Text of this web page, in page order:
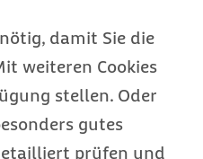
damit Sie die
weiteren Cookies
stellen. Oder
gutes
prüfen und